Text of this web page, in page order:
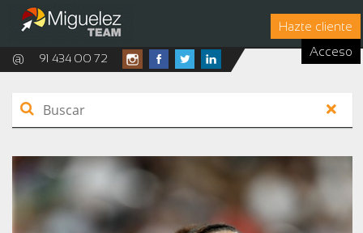
Hazte cliente
Acceso
@ 91 434 00 72